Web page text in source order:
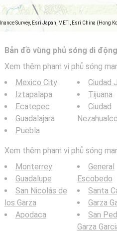
Survey, Esri Japan, METI, Esri China
Bản đồ vùng phủ sóng di
Xem thêm phạm vi phủ sóng
Mexico City
Iztapalapa
Ecatepec
Guadalajara
Puebla
Ciudad
Tijuana
Ciudad
Xem thêm phạm vi phủ sóng
Monterrey
Guadalupe
San Nicolás de
los Garza
Apodaca
General
Escobedo
Santa
Garza
San
Garza